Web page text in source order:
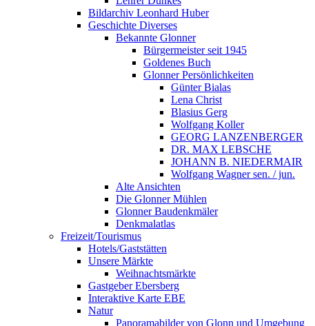
Bildarchiv Leonhard Huber
Geschichte Diverses
Bekannte Glonner
Bürgermeister seit 1945
Goldenes Buch
Glonner Persönlichkeiten
Günter Bialas
Lena Christ
Blasius Gerg
Wolfgang Koller
GEORG LANZENBERGER
DR. MAX LEBSCHE
JOHANN B. NIEDERMAIR
Wolfgang Wagner sen. / jun.
Alte Ansichten
Die Glonner Mühlen
Glonner Baudenkmäler
Denkmalatlas
Freizeit/Tourismus
Hotels/Gaststätten
Unsere Märkte
Weihnachtsmärkte
Gastgeber Ebersberg
Interaktive Karte EBE
Natur
Panoramabilder von Glonn und Umgebung